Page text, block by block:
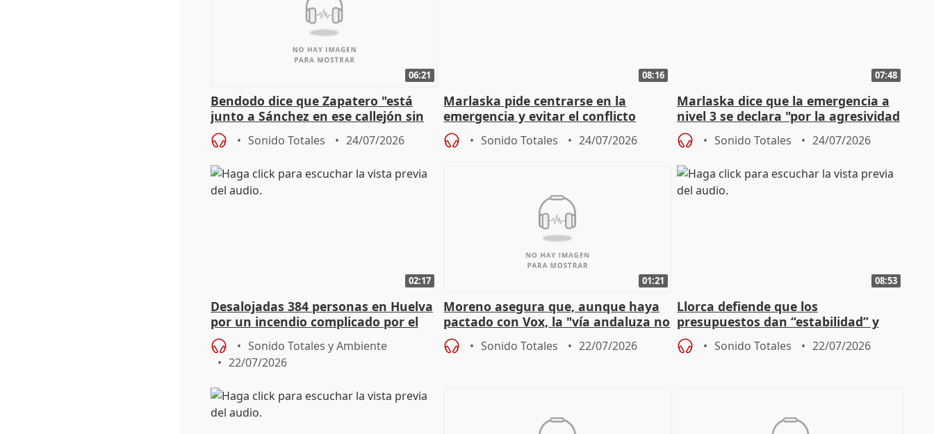
06:21
Bendodo dice que Zapatero "está
junto a Sánchez en ese callejón sin
salida
Sonido Totales 24/07/2026
08:16
Marlaska pide centrarse en la
emergencia y evitar el conflicto
político
Sonido Totales 24/07/2026
07:48
Marlaska dice que la emergencia a
nivel 3 se declara "por la agresividad
de los incendios"
Sonido Totales 24/07/2026
02:17
Desalojadas 384 personas en Huelva
por un incendio complicado por el
viento
Sonido Totales y Ambiente
22/07/2026
01:21
Moreno asegura que, aunque haya
pactado con Vox, la "vía andaluza no
ha muerto" ni él va a "cambiar"
Sonido Totales 22/07/2026
08:53
Llorca defiende que los
presupuestos dan “estabilidad” y
dice que no ha hablado con Feijóo
Sonido Totales 22/07/2026